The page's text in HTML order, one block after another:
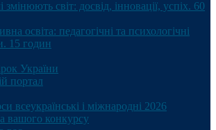
змінюють світ: досвід, інновації, успіх. 60
освіта: педагогічні та психологічні
15 годин
України
портал
всеукраїнські і міжнародні 2026
вашого конкурсу